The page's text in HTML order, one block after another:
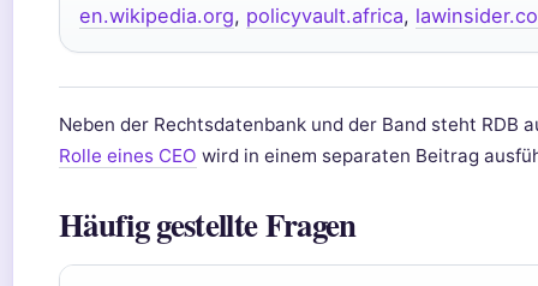
en.wikipedia.org, policyvault.africa,
Neben der Rechtsdatenbank und der Band steht RDB
Rolle eines CEO wird in einem separaten Beitrag
Häufig gestellte Fragen